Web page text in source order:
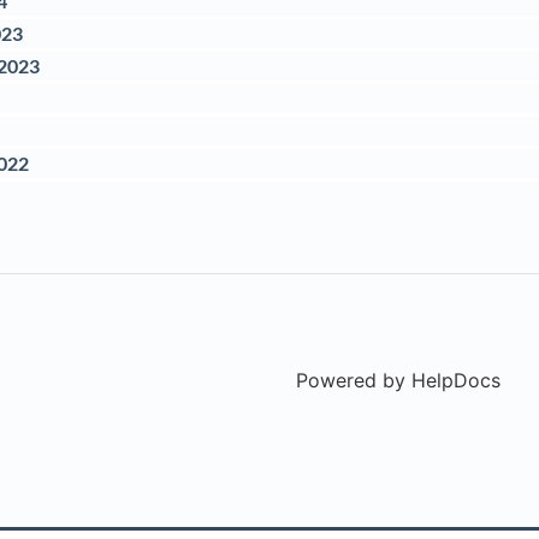
Powered by HelpDocs